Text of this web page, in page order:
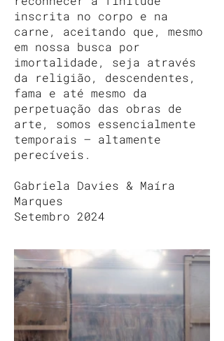
inscrita no corpo e na
carne, aceitando que, mesmo
em nossa busca por
imortalidade, seja através
da religião, descendentes,
fama e até mesmo da
perpetuação das obras de
arte, somos essencialmente
temporais – altamente
perecíveis.
Gabriela Davies & Maíra
Marques
Setembro 2024